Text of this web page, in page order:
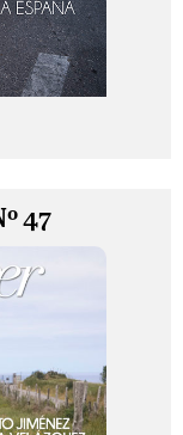
47